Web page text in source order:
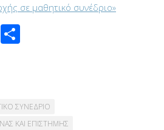
σε μαθητικό συνέδριο»
Copy
ΣΥΝΕΔΡΙΟ
ΚΑΙ ΕΠΙΣΤΗΜΗΣ